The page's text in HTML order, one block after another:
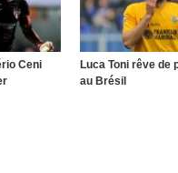
Ceni
Luca Toni rêve de
au Brésil